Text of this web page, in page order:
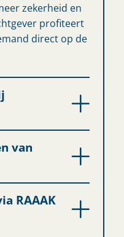
zekerheid en
profiteert
direct op de
van
RAAAK